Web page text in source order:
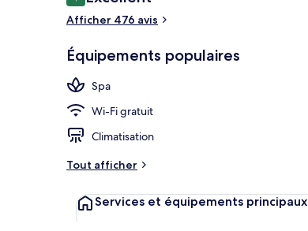
voyageurs
Afficher 476 avis
Équipements populaires
Spa
Wi-Fi gratuit
Climatisation
Tout afficher
Services et équipements principaux